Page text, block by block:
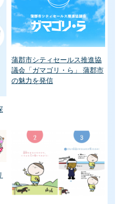
蒲郡市シティセールス推進協
議会「ガマゴリ・ら」 蒲郡市
の魅力を発信